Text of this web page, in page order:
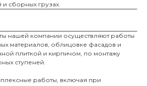
и сборных грузах.
нашей компании осуществляют работы
материалов, облицовке фасадов и
плиткой и кирпичом, по монтажу
ступеней.
работы, включая при